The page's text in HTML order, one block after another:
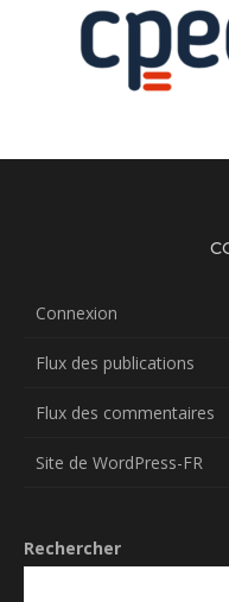
Connexion
Flux des publications
Flux des commentaires
Site de WordPress-FR
Rechercher